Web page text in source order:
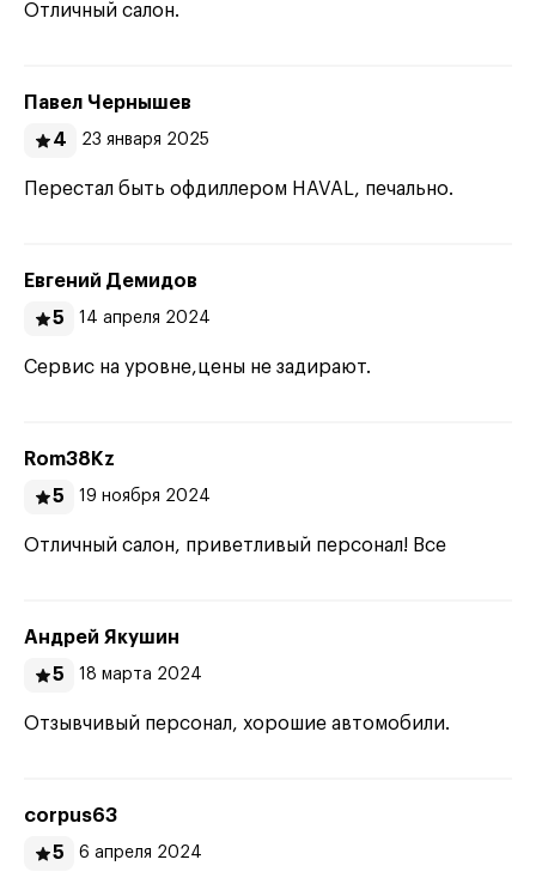
Отличный салон.
Павел Чернышев
4
23 января 2025
Перестал быть офдиллером HAVAL, печально.
Евгений Демидов
5
14 апреля 2024
Сервис на уровне,цены не задирают.
Rom38Kz
5
19 ноября 2024
Отличный салон, приветливый персонал! Все
Андрей Якушин
5
18 марта 2024
Отзывчивый персонал, хорошие автомобили.
corpus63
5
6 апреля 2024